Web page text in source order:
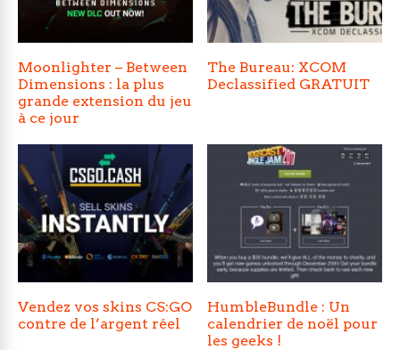
Moonlighter – Between
Dimensions : la plus
grande extension du jeu
à ce jour
The Bureau: XCOM
Declassified GRATUIT
Vendez vos skins CS:GO
contre de l’argent réel
HumbleBundle : Un
calendrier de noël pour
les geeks !